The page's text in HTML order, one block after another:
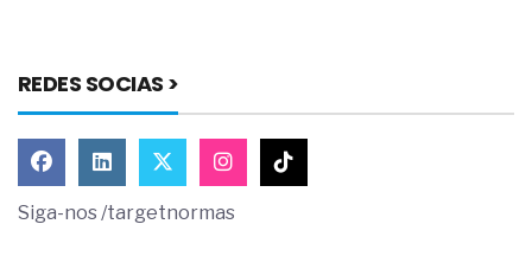
REDES SOCIAS >
Siga-nos /targetnormas